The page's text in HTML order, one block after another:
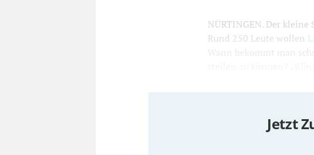
NÜRTINGEN. Der
Rund 250 Leute wollen
Wann bekommt man
Jetzt